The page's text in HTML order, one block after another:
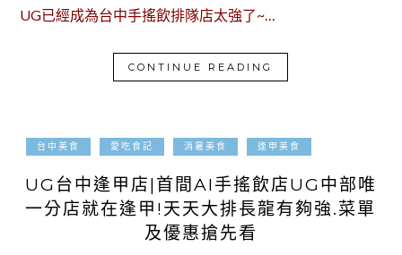
UG已經成為台中手搖飲排隊店太強了~…
CONTINUE READING
台中美食 愛吃食記 消暑美食 逢甲美食
UG台中逢甲店|首間AI手搖飲店UG中部唯
一分店就在逢甲!天天大排長龍有夠強.菜單
及優惠搶先看